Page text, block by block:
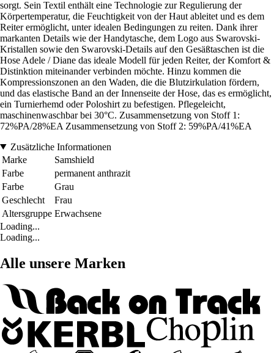
sorgt. Sein Textil enthält eine Technologie zur Regulierung der
Körpertemperatur, die Feuchtigkeit von der Haut ableitet und es dem
Reiter ermöglicht, unter idealen Bedingungen zu reiten. Dank ihrer
markanten Details wie der Handytasche, dem Logo aus Swarovski-
Kristallen sowie den Swarovski-Details auf den Gesäßtaschen ist die
Hose Adele / Diane das ideale Modell für jeden Reiter, der Komfort &
Distinktion miteinander verbinden möchte. Hinzu kommen die
Kompressionszonen an den Waden, die die Blutzirkulation fördern,
und das elastische Band an der Innenseite der Hose, das es ermöglicht,
ein Turnierhemd oder Poloshirt zu befestigen. Pflegeleicht,
maschinenwaschbar bei 30°C. Zusammensetzung von Stoff 1:
72%PA/28%EA Zusammensetzung von Stoff 2: 59%PA/41%EA
Zusätzliche Informationen
Marke
Samshield
Farbe
permanent anthrazit
Farbe
Grau
Geschlecht
Frau
Altersgruppe Erwachsene
Loading...
Loading...
Alle unsere Marken